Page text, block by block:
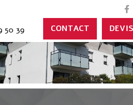
50 39 CONTACT DEVIS